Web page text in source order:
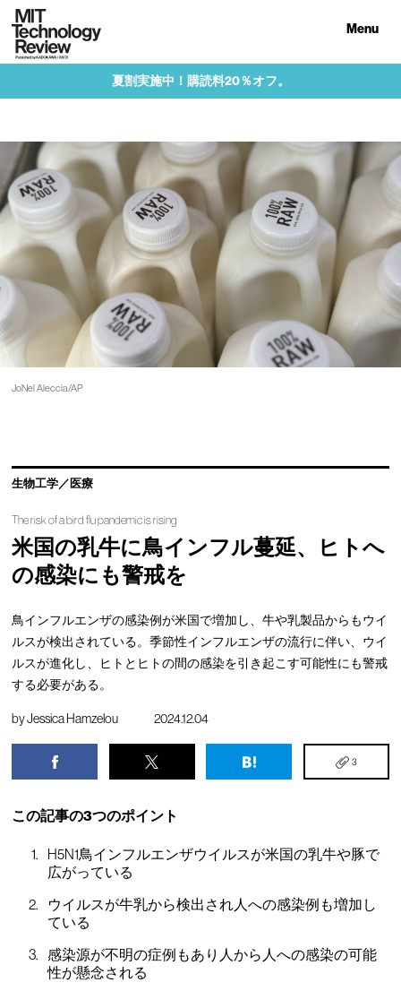
Menu
夏割実施中！購読料20％オフ。
JoNel Aleccia/AP
生物工学／医療
The risk of a bird flu pandemic is rising
米国の乳牛に鳥インフル蔓延、ヒトへ
の感染にも警戒を
鳥インフルエンザの感染例が米国で増加し、牛や乳製品からもウイ
ルスが検出されている。季節性インフルエンザの流行に伴い、ウイ
ルスが進化し、ヒトとヒトの間の感染を引き起こす可能性にも警戒
する必要がある。
byJessica Hamzelou 2024.12.04
3
この記事の3つのポイント
H5N1鳥インフルエンザウイルスが米国の乳牛や豚で
広がっている
ウイルスが牛乳から検出され人への感染例も増加し
ている
感染源が不明の症例もあり人から人への感染の可能
性が懸念される